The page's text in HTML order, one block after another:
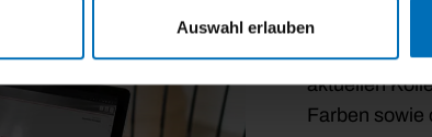
Auswahl erlaubenPassen Sie
ganz nach
aktuellen
Farben sowie